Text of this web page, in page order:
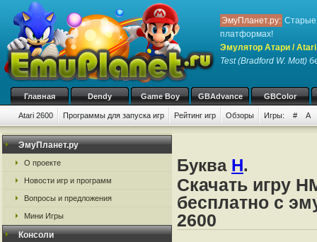
ЭмуПланет.ру: Старые
платформах!
Эмулятор Атари /
Test (Bradford W. Mott)
Главная Dendy Game Boy GBAdvance GBColor
Atari 2600 Программы для запуска игр Рейтинг игр Обзоры Игры: # A
ЭмуПланет.ру
О проекте
Новости игр и программ
Вопросы и предложения
Мини Игры
Консоли
Буква H.
Скачать игру
бесплатно с
2600